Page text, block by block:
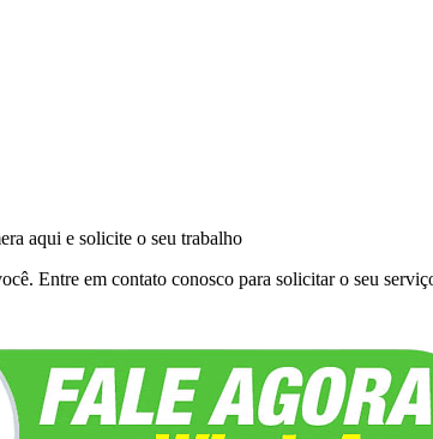
aqui e solicite o seu trabalho
Entre em contato conosco para solicitar o seu